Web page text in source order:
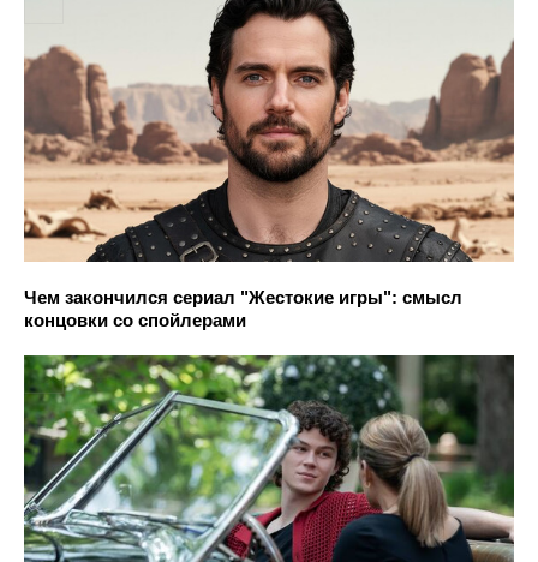
Чем закончился сериал "Жестокие игры": смысл
концовки со спойлерами